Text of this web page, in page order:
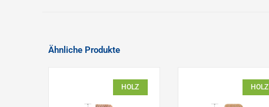
Ähnliche Produkte
HOLZ HOLZ